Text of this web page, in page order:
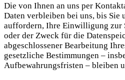
Die von Ihnen an uns per
Daten verbleiben bei uns, bis Sie
auffordern, Ihre Einwilligung zur
oder der Zweck für die
abgeschlossener Bearbeitung
gesetzliche Bestimmungen –
Aufbewahrungsfristen – bleiben